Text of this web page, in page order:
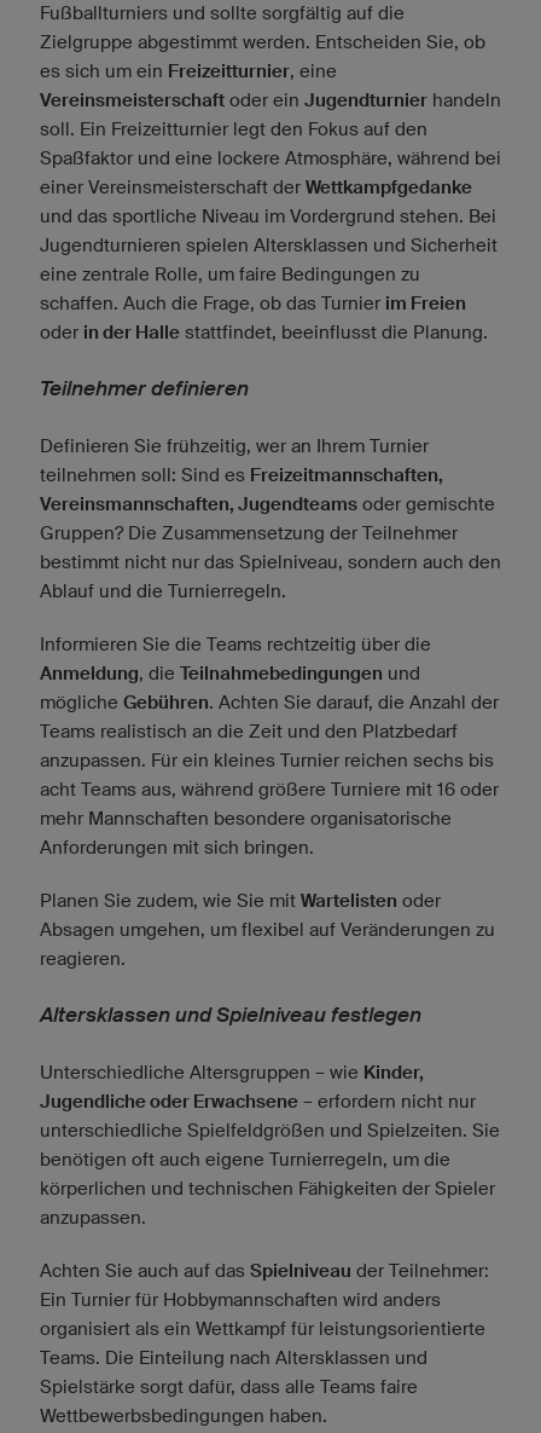
Fußballturniers und sollte sorgfältig auf die
Zielgruppe abgestimmt werden. Entscheiden Sie, ob
es sich um ein Freizeitturnier, eine
Vereinsmeisterschaft oder ein Jugendturnier handeln
soll. Ein Freizeitturnier legt den Fokus auf den
Spaßfaktor und eine lockere Atmosphäre, während bei
einer Vereinsmeisterschaft der Wettkampfgedanke
und das sportliche Niveau im Vordergrund stehen. Bei
Jugendturnieren spielen Altersklassen und Sicherheit
eine zentrale Rolle, um faire Bedingungen zu
schaffen. Auch die Frage, ob das Turnier im Freien
oder in der Halle stattfindet, beeinflusst die Planung.
Teilnehmer definieren
Definieren Sie frühzeitig, wer an Ihrem Turnier
teilnehmen soll: Sind es Freizeitmannschaften,
Vereinsmannschaften, Jugendteams oder gemischte
Gruppen? Die Zusammensetzung der Teilnehmer
bestimmt nicht nur das Spielniveau, sondern auch den
Ablauf und die Turnierregeln.
Informieren Sie die Teams rechtzeitig über die
Anmeldung, die Teilnahmebedingungen und
mögliche Gebühren. Achten Sie darauf, die Anzahl der
Teams realistisch an die Zeit und den Platzbedarf
anzupassen. Für ein kleines Turnier reichen sechs bis
acht Teams aus, während größere Turniere mit 16 oder
mehr Mannschaften besondere organisatorische
Anforderungen mit sich bringen.
Planen Sie zudem, wie Sie mit Wartelisten oder
Absagen umgehen, um flexibel auf Veränderungen zu
reagieren.
Altersklassen und Spielniveau festlegen
Unterschiedliche Altersgruppen – wie Kinder,
Jugendliche oder Erwachsene – erfordern nicht nur
unterschiedliche Spielfeldgrößen und Spielzeiten. Sie
benötigen oft auch eigene Turnierregeln, um die
körperlichen und technischen Fähigkeiten der Spieler
anzupassen.
Achten Sie auch auf das Spielniveau der Teilnehmer:
Ein Turnier für Hobbymannschaften wird anders
organisiert als ein Wettkampf für leistungsorientierte
Teams. Die Einteilung nach Altersklassen und
Spielstärke sorgt dafür, dass alle Teams faire
Wettbewerbsbedingungen haben.